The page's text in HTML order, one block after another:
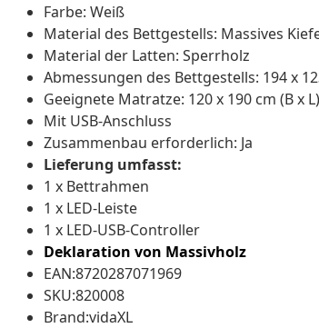
Farbe: Weiß
Material des Bettgestells: Massives
Material der Latten: Sperrholz
Abmessungen des Bettgestells: 194 x
Geeignete Matratze: 120 x 190 cm (B x
Mit USB-Anschluss
Zusammenbau erforderlich: Ja
Lieferung umfasst:
1 x Bettrahmen
1 x LED-Leiste
1 x LED-USB-Controller
Deklaration von Massivholz
EAN:8720287071969
SKU:820008
Brand:vidaXL